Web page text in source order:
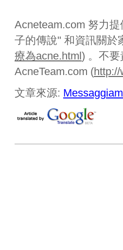
Acneteam.com 努力
子的傳說" 和資訊關於
療為acne.html) 。不
AcneTeam.com (
文章來源: